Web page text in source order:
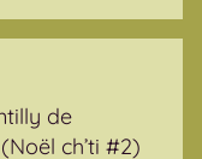
de
ch’ti #2)